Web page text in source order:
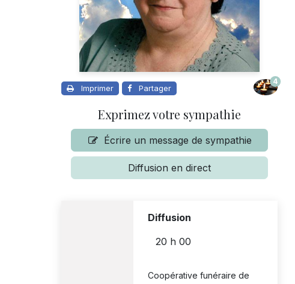
Imprimer Partager
4
Exprimez votre sympathie
Écrire un message de sympathie
Diffusion en direct
Diffusion
20 h 00
Coopérative funéraire de